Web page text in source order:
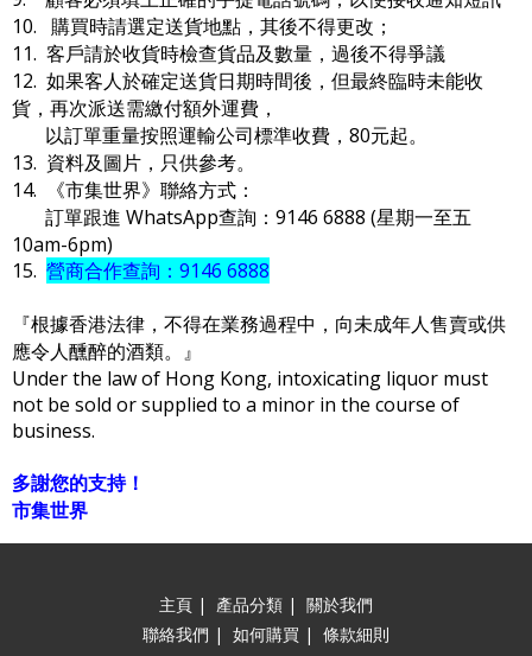
10. 購買時請選定送貨地點，其後不得更改；
11. 客戶請於收貨時檢查貨品及數量，過後不得爭議
12. 如果客人於確定送貨日期時間後，但最終臨時未能收
貨，再次派送需繳付額外運費，
以訂單重量按照運輸公司標準收費，80元起。
13. 資料及圖片，只供參考。
14. 《市集世界》聯絡方式：
訂單跟進 WhatsApp查詢：9146 6888 (星期一至五
10am-6pm)
15. 營商合作查詢：9146 6888
『根據香港法律，不得在業務過程中，向未成年人售賣或供
應令人醺醉的酒類。』
Under the law of Hong Kong, intoxicating liquor must
not be sold or supplied to a minor in the course of
business.
多謝您的支持！
市集世界
主頁 | 產品分類 | 關於我們
聯絡我們 | 如何購買 | 條款細則